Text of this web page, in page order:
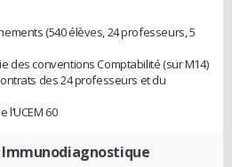
(540 élèves, 24 professeurs, 5
des conventions Comptabilité (sur M14)
des 24 professeurs et du
60
Immunodiagnostique